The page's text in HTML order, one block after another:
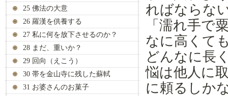
25 佛法の大意
26 羅漢を供養する
27 私に何を放下させるのか？
28 まだ、重いか？
29 回向（えこう）
30 帯を金山寺に残した蘇軾
31 お婆さんのお菓子
ればならな
「濡れ手で
なに高くて
どんなに長
悩は他人に
に頼るしか